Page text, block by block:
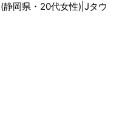
静岡県・20代女性)|Jタウ